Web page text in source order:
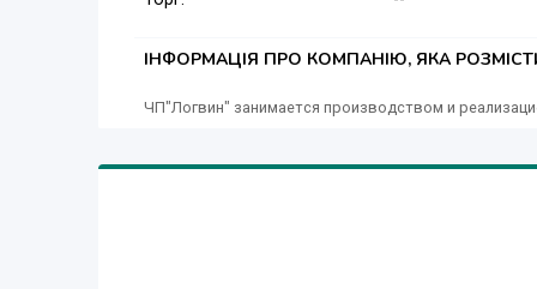
яку точку України.
Телефонуйте! Ми будемо раді відповісти на всі
ІНФОРМАЦІЯ ПРО КОМПАНІЮ, ЯКА
ЧП"Логвин" занимается производством и